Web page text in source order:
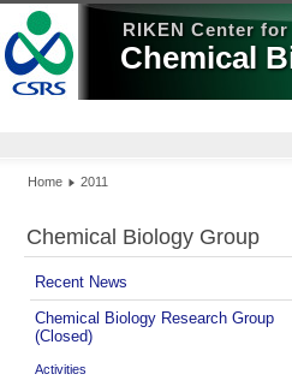
RIKEN Center
Chemical
Home 2011
Chemical Biology Group
Recent News
Chemical Biology Research Group
(Closed)
Activities